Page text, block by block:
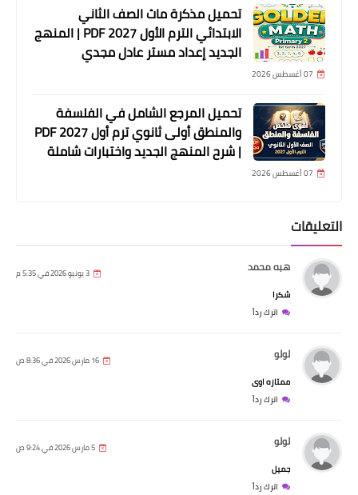
تحميل مذكرة ماث الصف الثاني
الابتدائي الترم الأول 2027 PDF | المنهج
الجديد إعداد مستر عادل مجدي
07 أغسطس 2026
تحميل المرجع الشامل في الفلسفة
والمنطق أولى ثانوي ترم أول 2027 PDF
| شرح المنهج الجديد واختبارات شاملة
07 أغسطس 2026
التعليقات
هبه محمد 3 يونيو 2026 في 5:35 م
شكرا
اترك رداً
لولو 16 مارس 2026 في 8:36 ص
ممتازه اوى
اترك رداً
لولو 5 مارس 2026 في 9:24 ص
جميل
اترك رداً